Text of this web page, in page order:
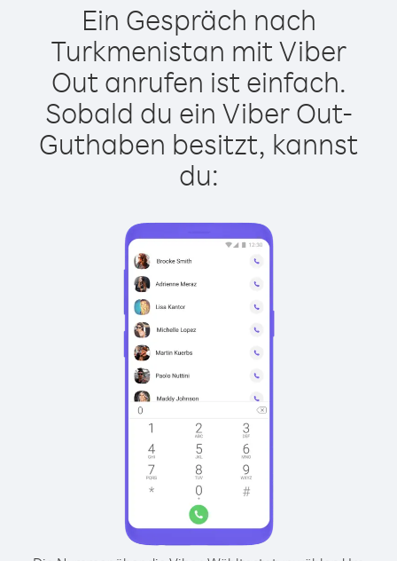
Ein Gespräch nach
Turkmenistan mit Viber
Out anrufen ist einfach.
Sobald du ein Viber Out-
Guthaben besitzt, kannst
du: